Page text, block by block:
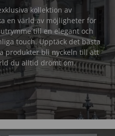
kollektion av
en värld av möjligheter för
till en elegant och
touch. Upptäck det bästa
produkter bli nyckeln till att
du alltid drömt om.